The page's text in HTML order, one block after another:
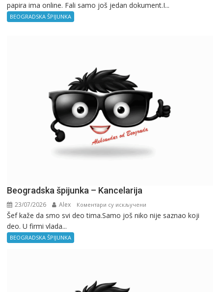
papira ima online. Fali samo još jedan dokument.I...
BEOGRADSKA ŠPIJUNKA
Beogradska špijunka – Kancelarija
23/07/2026 Alex Коментари су искључени
Beogradska
Šef kaže da smo svi deo tima.Samo još niko nije saznao koji
deo. U firmi vlada...
BEOGRADSKA ŠPIJUNKA